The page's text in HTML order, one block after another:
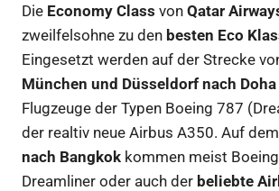
Die Economy Class von Qatar
zweilfelsohne zu den besten Eco
Eingesetzt werden auf der Strecke
München und Düsseldorf nach Doha
Flugzeuge der Typen Boeing 787
der realtiv neue Airbus A350. Auf
nach Bangkok kommen meist
Dreamliner oder auch der beliebte